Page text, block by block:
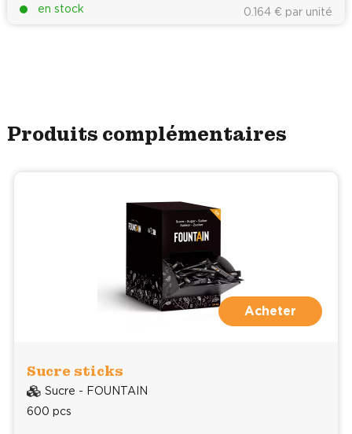
en stock 0.164 € par unité
Produits complémentaires
Acheter
Sucre sticks
Sucre - FOUNTAIN
600 pcs